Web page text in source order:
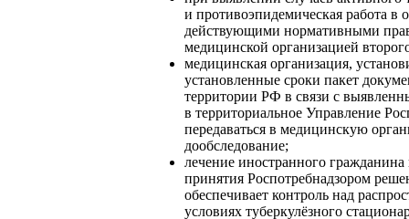
и противоэпидемическая работа в
действующими нормативными
медицинской организацией
медицинская организация,
установленные сроки пакет
территории РФ в связи с
в территориальное Управление
передаваться в медицинскую
дообследование;
лечение иностранного гражданина
принятия Роспотребнадзором
обеспечивает контроль над
условиях туберкулёзного